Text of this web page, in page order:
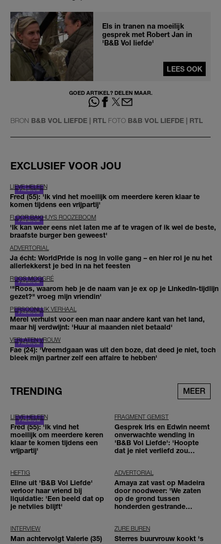
Els in tranen na moeilijk
gesprek met Robert Jan in
'B&B Vol liefde'
LEES OOK
GOED ARTIKEL? DELEN MAAR.
BRON B&B VOL LIEFDE | RTL FOTO B&B VOL LIEFDE | RTL
EXCLUSIEF VOOR JOU
LIEVE HELEEN
Fred (55): 'Ik vind het moeilijk om meerdere keren klaar te
komen tijdens een vrijpartij'
FLOOR BAKHUYS ROOZEBOOM
'Ik kan weer eens niet laten me af te vragen of ik wel de beste,
braafste burger ben geweest'
ADVERTORIAL
Ja écht: WorldPride is nog in volle gang – en hier rol je nu het
allerlekkerst je bed in na het feesten
ROOS MOGGRÉ
'"Roos, waarom heb je de naam van je ex op je LinkedIn-tijdlijn
gezet?" vroeg mijn vriendin'
PERSOONLIJK VERHAAL
Merel verhuist voor een man naar andere kant van het land,
maar hij verdwijnt: 'Huur al maanden niet betaald'
VERLATEN VROUW
Fae (24): 'Vreemdgaan was uit den boze, dat deed je niet, toch
bleek mijn partner zelf een affaire te hebben'
TRENDING MEER
LIEVE HELEEN
Fred (55): 'Ik vind het
moeilijk om meerdere keren
klaar te komen tijdens een
vrijpartij'
FRAGMENT GEMIST
Gesprek Iris en Edwin neemt
onverwachte wending in
'B&B Vol Liefde': 'Hoopte
dat je niet verliefd zou
HEFTIG
Eline uit 'B&B Vol Liefde'
verloor haar vriend bij
liquidatie: 'Een beeld dat op
je netvlies blijft'
ADVERTORIAL
Amaya zat vast op Madeira
door noodweer: 'We zaten
op de grond tussen
honderden gestrande
INTERVIEW
Man achtervolgt Valerie (35)
ZURE BUREN
Sterres buurvrouw kookt 's